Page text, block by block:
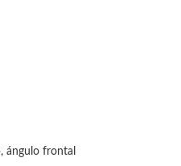
ángulo frontal